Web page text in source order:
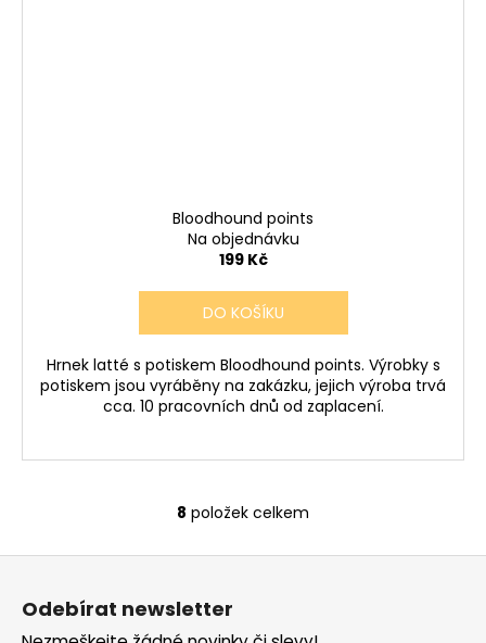
Bloodhound points
Na objednávku
199 Kč
DO KOŠÍKU
Hrnek latté s potiskem Bloodhound points. Výrobky s
potiskem jsou vyráběny na zakázku, jejich výroba trvá
cca. 10 pracovních dnů od zaplacení.
O
v
8 položek celkem
Odebírat newsletter